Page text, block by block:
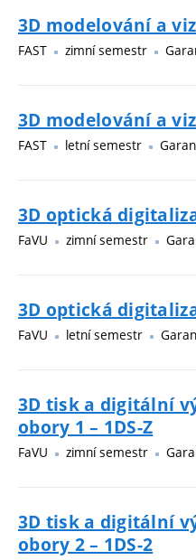
3D modelování a
FAST zimní semestr
3D modelování a
FAST letní semestr
3D optická
FaVU zimní semestr
3D optická
FaVU letní semestr
3D tisk a digitální
obory 1 – 1DS-Z
FaVU zimní semestr
3D tisk a digitální
obory 2 – 1DS-2